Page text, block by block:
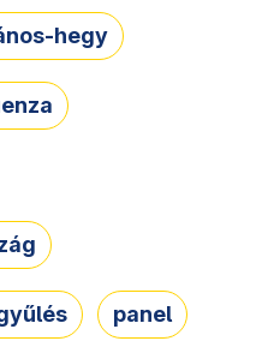
hegy
panel